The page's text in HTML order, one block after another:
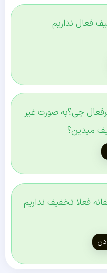
فعال نداریم
چی؟به صورت غیر
میدین؟
فعلا تخفیف نداریم